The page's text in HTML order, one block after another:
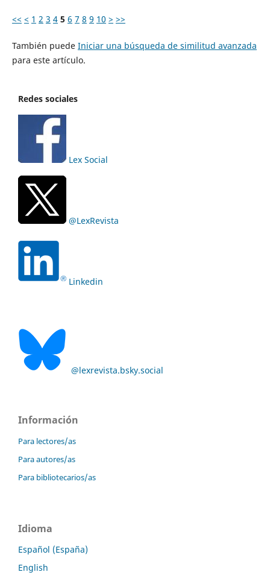
<< < 1 2 3 4 5 6 7 8 9 10 > >>
También puede Iniciar una búsqueda de similitud avanzada
para este artículo.
Redes sociales
Lex Social
@LexRevista
Linkedin
@lexrevista.bsky.social
Información
Para lectores/as
Para autores/as
Para bibliotecarios/as
Idioma
Español (España)
English